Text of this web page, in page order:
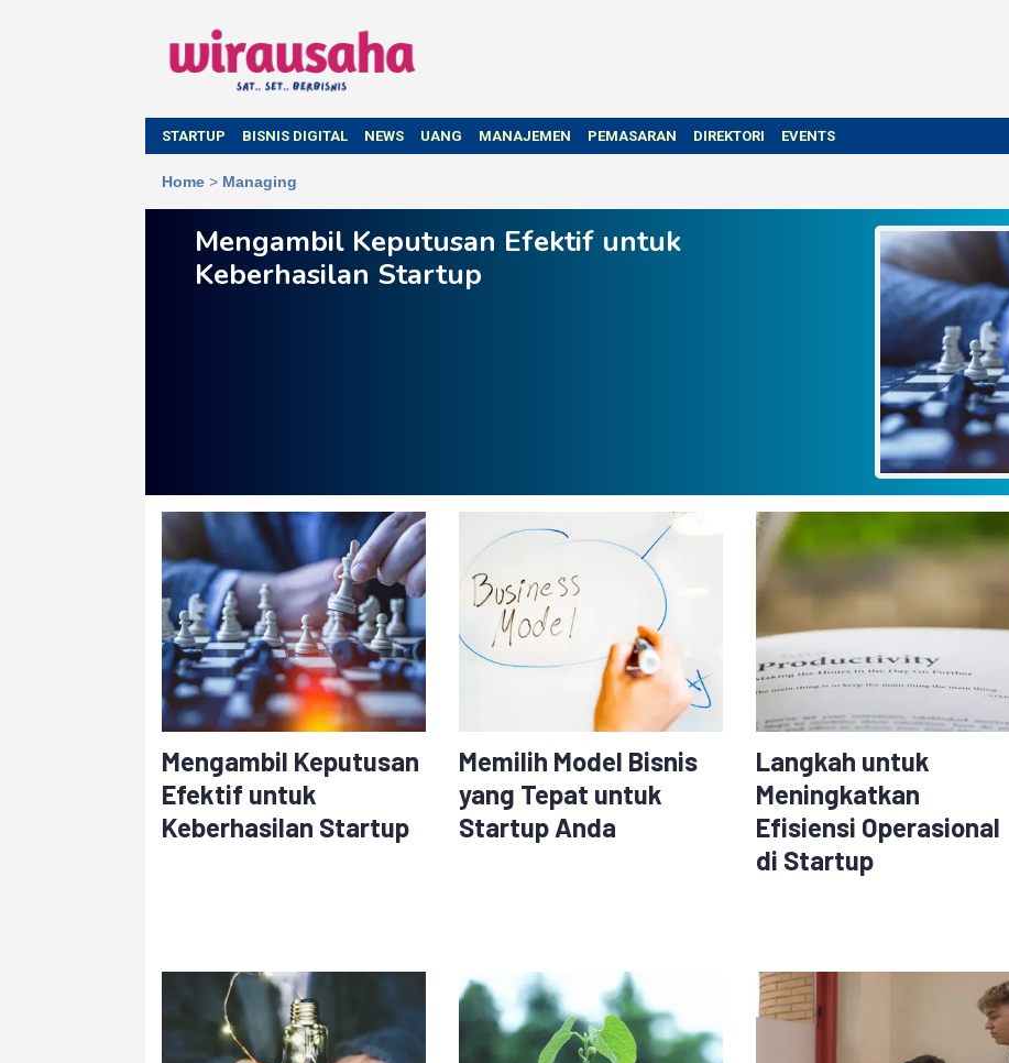
STARTUP BISNIS DIGITAL NEWS UANG MANAJEMEN PEMASARAN DIREKTORI EVENTS
Home > Managing
Mengambil Keputusan Efektif untuk
Keberhasilan Startup
Mengambil Keputusan
Efektif untuk
Keberhasilan Startup
Memilih Model Bisnis
yang Tepat untuk
Startup Anda
Langkah untuk
Meningkatkan
Efisiensi Operasional
di Startup